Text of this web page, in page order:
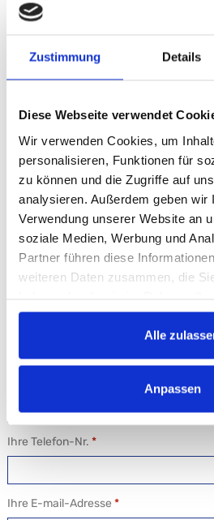
Zustimmung Details
Diese Webseite verwendet
Wir verwenden Cookies, um
personalisieren, Funktionen für
zu können und die Zugriffe auf
analysieren. Außerdem geben wir
Verwendung unserer Website an
soziale Medien, Werbung und
Partner führen diese
weiteren Daten zusammen, die
gesammelt haben.
Alle
Anpassen
Anstellungsverhältnis zu
Entscheidungswegen in einem
Sichere dir jetzt deinen
Wir freuen uns auf DICH!
JOB
Stelle*
Ihr Vorname
Ihre Telefon-Nr. *
Ihre E-mail-Adresse *